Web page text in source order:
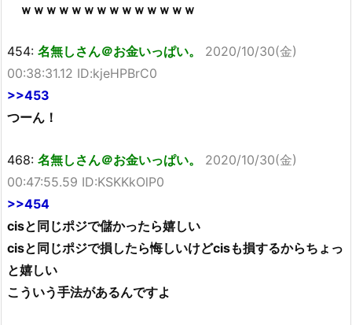
ｗｗｗｗｗｗｗｗｗｗｗｗｗｗ
454: 名無しさん＠お金いっぱい。
2020/10/30(金)
00:38:31.12 ID:kjeHPBrC0
>>453
つーん！
468: 名無しさん＠お金いっぱい。
2020/10/30(金)
00:47:55.59 ID:KSKKkOlP0
>>454
cisと同じポジで儲かったら嬉しい
cisと同じポジで損したら悔しいけどcisも損するからちょっ
と嬉しい
こういう手法があるんですよ